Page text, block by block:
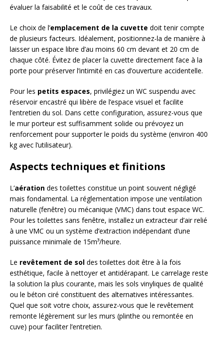
évaluer la faisabilité et le coût de ces travaux.
Le choix de l’emplacement de la cuvette doit tenir compte
de plusieurs facteurs. Idéalement, positionnez-la de manière à
laisser un espace libre d’au moins 60 cm devant et 20 cm de
chaque côté. Évitez de placer la cuvette directement face à la
porte pour préserver l’intimité en cas d’ouverture accidentelle.
Pour les petits espaces, privilégiez un WC suspendu avec
réservoir encastré qui libère de l’espace visuel et facilite
l’entretien du sol. Dans cette configuration, assurez-vous que
le mur porteur est suffisamment solide ou prévoyez un
renforcement pour supporter le poids du système (environ 400
kg avec l’utilisateur).
Aspects techniques et finitions
L’aération des toilettes constitue un point souvent négligé
mais fondamental. La réglementation impose une ventilation
naturelle (fenêtre) ou mécanique (VMC) dans tout espace WC.
Pour les toilettes sans fenêtre, installez un extracteur d’air relié
à une VMC ou un système d’extraction indépendant d’une
puissance minimale de 15m³/heure.
Le revêtement de sol des toilettes doit être à la fois
esthétique, facile à nettoyer et antidérapant. Le carrelage reste
la solution la plus courante, mais les sols vinyliques de qualité
ou le béton ciré constituent des alternatives intéressantes.
Quel que soit votre choix, assurez-vous que le revêtement
remonte légèrement sur les murs (plinthe ou remontée en
cuve) pour faciliter l’entretien.